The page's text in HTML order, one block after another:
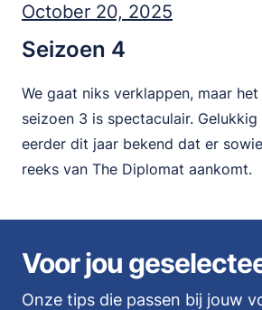
October 20, 2025
Seizoen 4
We gaat niks verklappen, maar
seizoen 3 is spectaculair.
eerder dit jaar bekend dat er
reeks van The Diplomat aankomt.
Voor jou
Onze tips die passen bij jouw